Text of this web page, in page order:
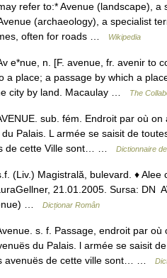
refer to:* Avenue (landscape), a
(archaeology), a specialist
often for roads …
Wikipedia
e*nue, n. [F. avenue, fr. avenir to
a place; a passage by which a
city by land. Macaulay …
The
sub. fém. Endroit par où
Palais. L armée se saisit de
de cette Ville sont… …
Dictionnaire
(Liv.) Magistrală, bulevard. ♦ Alee
21.01.2005. Sursa: DN
…
Dicționar Român
s. f. Passage, endroit par où
du Palais. l armée se saisit
avenuës de cette ville sont… …